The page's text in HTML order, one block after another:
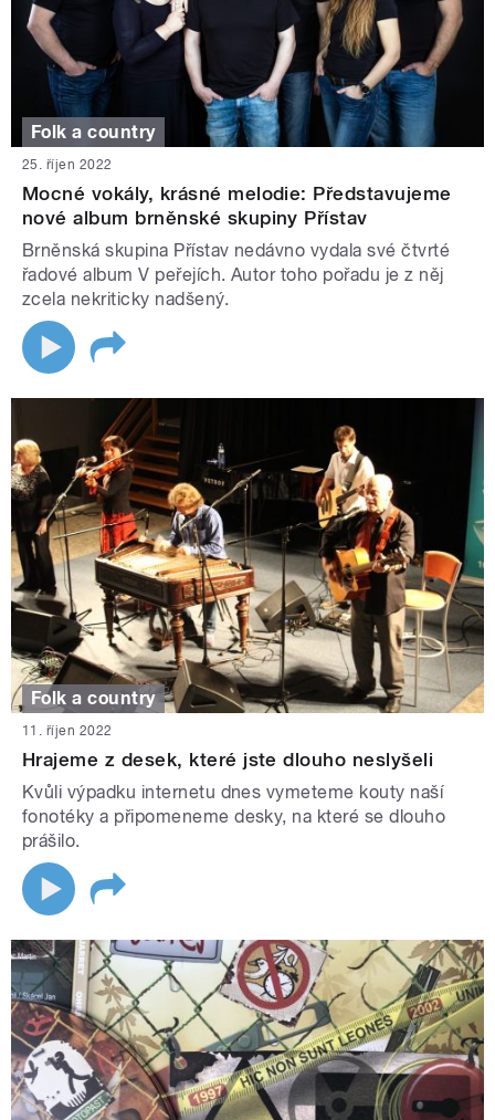
Folk a country
25. říjen 2022
Mocné vokály, krásné melodie: Představujeme
nové album brněnské skupiny Přístav
Brněnská skupina Přístav nedávno vydala své čtvrté
řadové album V peřejích. Autor toho pořadu je z něj
zcela nekriticky nadšený.
Folk a country
11. říjen 2022
Hrajeme z desek, které jste dlouho neslyšeli
Kvůli výpadku internetu dnes vymeteme kouty naší
fonotéky a připomeneme desky, na které se dlouho
prášilo.